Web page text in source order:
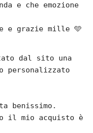
e che emozione
e grazie mille 🩵
dal sito una
personalizzato
benissimo.
il mio acquisto è